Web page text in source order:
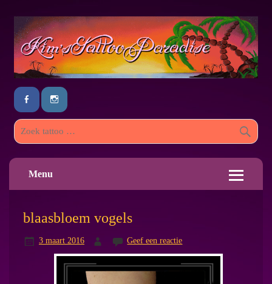
Menu
blaasbloem vogels
3 maart 2016 Geef een reactie